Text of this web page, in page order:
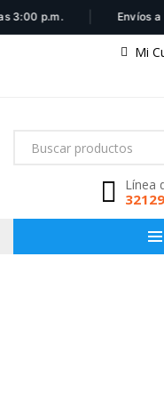
3:00 p.m. Envíos
Mi
Línea